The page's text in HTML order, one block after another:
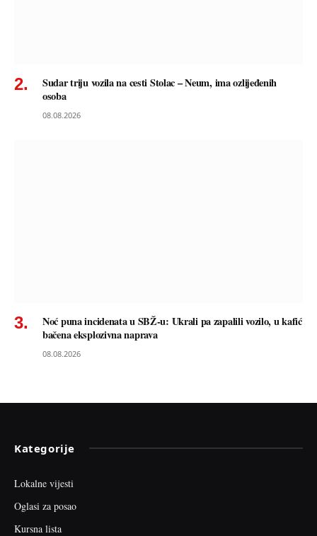
Sudar triju vozila na cesti Stolac – Neum, ima ozlijeđenih
osoba
08.08.2026
Noć puna incidenata u SBŽ-u: Ukrali pa zapalili vozilo, u kafić
bačena eksplozivna naprava
08.08.2026
Kategorije
Lokalne vijesti
Oglasi za posao
Kursna lista